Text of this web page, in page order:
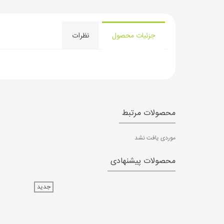
جزئیات محصول نظرات
محصولات مرتبط
موردی یافت نشد
محصولات پیشنهادی
جدید